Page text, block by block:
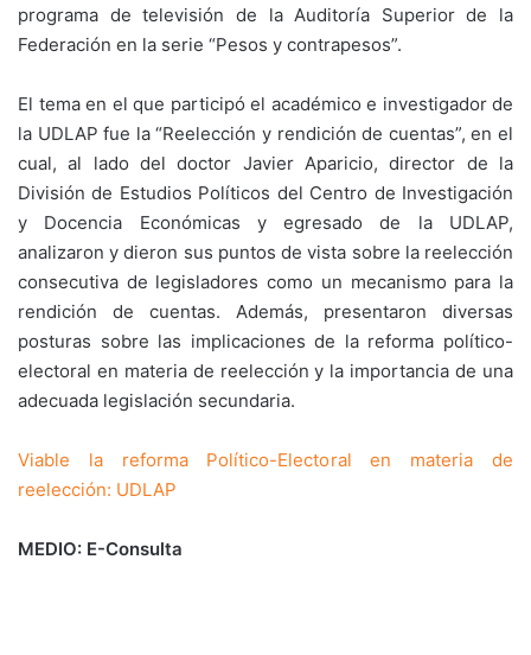
programa de televisión de la Auditoría Superior de la
Federación en la serie “Pesos y contrapesos”.
El tema en el que participó el académico e investigador de
la UDLAP fue la “Reelección y rendición de cuentas”, en el
cual, al lado del doctor Javier Aparicio, director de la
División de Estudios Políticos del Centro de Investigación
y Docencia Económicas y egresado de la UDLAP,
analizaron y dieron sus puntos de vista sobre la reelección
consecutiva de legisladores como un mecanismo para la
rendición de cuentas. Además, presentaron diversas
posturas sobre las implicaciones de la reforma político-
electoral en materia de reelección y la importancia de una
adecuada legislación secundaria.
Viable la reforma Político-Electoral en materia de
reelección: UDLAP
MEDIO: E-Consulta